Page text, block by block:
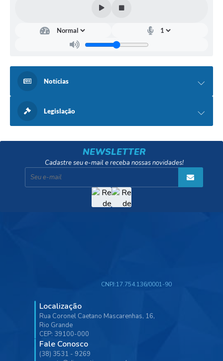
Notícias
Legislação
NEWSLETTER
Cadastre seu e-mail e receba nossas novidades!
Localização
Rua Coronel Caetano Mascarenhas, 16,
Rio Grande
CEP: 39100-000
Fale Conosco
(38) 3531 - 9269
CNPJ:17.754.136/0001-90